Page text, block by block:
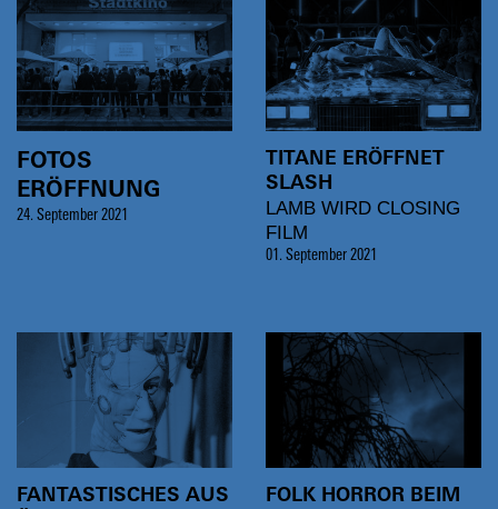
FOTOS
ERÖFFNUNG
24. September 2021
TITANE ERÖFFNET
SLASH
LAMB WIRD CLOSING
FILM
01. September 2021
FANTASTISCHES AUS
FOLK HORROR BEIM